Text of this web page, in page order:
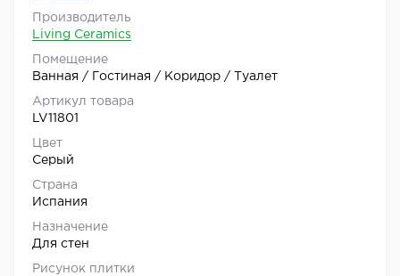
Производитель
Living Ceramics
Помещение
Ванная / Гостиная / Коридор / Туалет
Артикул товара
LV11801
Цвет
Серый
Страна
Испания
Назначение
Для стен
Рисунок плитки